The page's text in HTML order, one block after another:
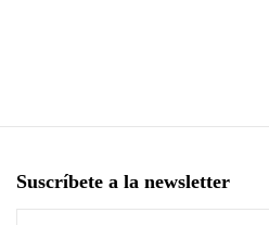
Suscríbete a la newsletter